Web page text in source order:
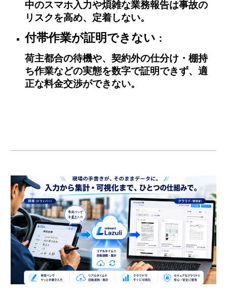
中のスマホ入力や煩雑な業務報告は事故の
リスクを高め、定着しない。
付帯作業が証明できない ：
荷主都合の待機や、契約外の仕分け・棚持
ち作業などの実態を数字で証明できず、適
正な料金交渉ができない。